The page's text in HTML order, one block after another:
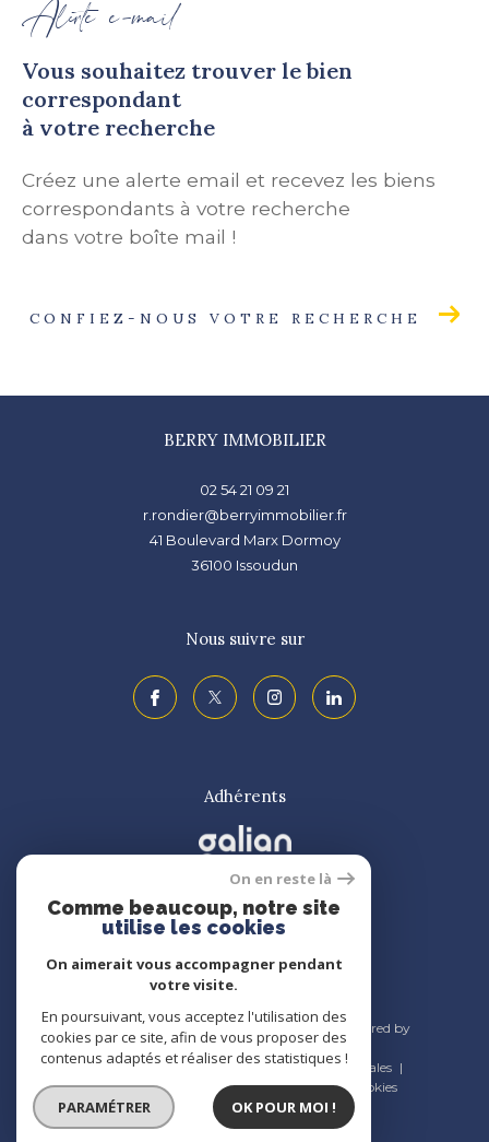
Alerte e-mail
Vous souhaitez trouver le bien
correspondant
à votre recherche
Créez une alerte email et recevez les biens
correspondants à votre recherche
dans votre boîte mail !
CONFIEZ-NOUS VOTRE RECHERCHE
BERRY IMMOBILIER
02 54 21 09 21
r.rondier@berryimmobilier.fr
41 Boulevard Marx Dormoy
36100 issoudun
Nous suivre sur
Adhérents
© 2026 | Tous droits réservés | Traduction powered by
Google |
Nos honoraires
Plan du site
Mentions légales
Admin
Nos liens Politique RGPD Cookies
On en reste là
Comme beaucoup, notre site
utilise les cookies
On aimerait vous accompagner pendant
votre visite.
En poursuivant, vous acceptez l'utilisation des
cookies par ce site, afin de vous proposer des
contenus adaptés et réaliser des statistiques !
PARAMÉTRER OK POUR MOI !